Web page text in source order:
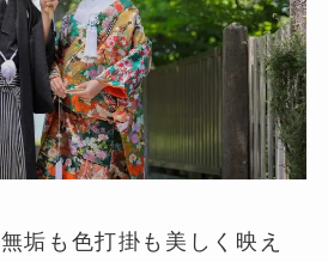
垢も色打掛も美しく映え